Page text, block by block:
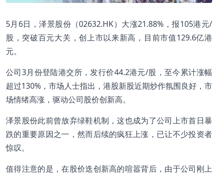
5月6日，泽景股份（02632.HK）大涨21.88%，报105港元/
股，突破百元大关，创上市以来新高，目前市值129.6亿港
元。
公司3月份登陆港交所，发行价44.2港元/股，至今累计涨幅
超过130%，市场人士指出，港股新股近期炒作氛围良好，市
场情绪高涨，驱动公司股价创新高。
泽景股份此前曾放弃绿鞋机制，这也成为了公司上市首日暴
跌的重要原因之一，然而后续的疯狂上涨，已让不少投资者
惊叹。
值得注意的是，在股价迭创新高的喧嚣背后，由于公司刚上